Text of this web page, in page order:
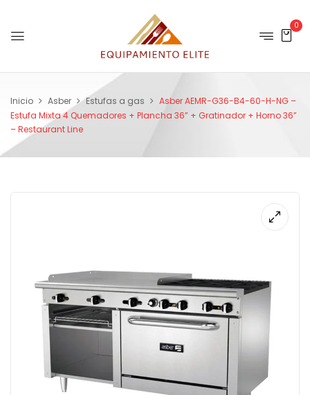
0
Inicio Asber Estufas a gas
Asber AEMR-G36-B4-60-H-NG –
Estufa Mixta 4 Quemadores + Plancha 36” + Gratinador + Horno 36”
– Restaurant Line